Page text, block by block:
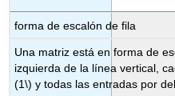
forma de escalón de fila
Una matriz está en forma de
izquierda de la línea vertical,
(1\) y todas las entradas por